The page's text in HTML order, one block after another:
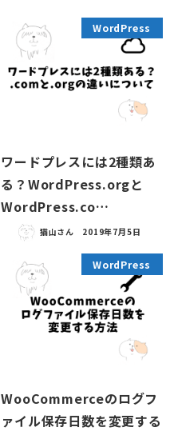
WordPress
ワードプレスには2種類あ
る？WordPress.orgと
WordPress.co…
猫山さん 2019年7月5日
WordPress
WooCommerceのログフ
ァイル保存日数を変更する